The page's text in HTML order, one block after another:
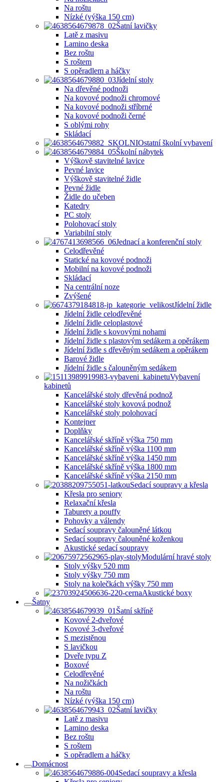
Na roštu
Nízké (výška 150 cm)
Šatní lavičky
Latě z masivu
Lamino deska
Bez roštu
S roštem
S opěradlem a háčky
Jídelní stoly
Na dřevěné podnoži
Na kovové podnoži chromové
Na kovové podnoži stříbrné
Na kovové podnoži černé
S oblými rohy
Skládací
Ostatní školní vybavení
Školní nábytek
Výškově stavitelné lavice
Pevné lavice
Výškově stavitelné židle
Pevné židle
Židle do učeben
Katedry
PC stoly
Polohovací stoly
Variabilní stoly
Jednací a konferenční stoly
Celodřevěné
Statické na kovové podnoži
Mobilní na kovové podnoži
Skládací
Na centrální noze
Zvýšené
Jídelní židle
Jídelní židle celodřevěné
Jídelní židle celoplastové
Jídelní židle s kovovými nohami
Jídelní židle s plastovým sedákem a opěrákem
Jídelní židle s dřevěným sedákem a opěrákem
Barové židle
Jídelní židle s čalouněným sedákem
Vybavení
kabinetů
Kancelářské stoly dřevěná podnož
Kancelářské stoly kovová podnož
Kancelářské stoly polohovací
Kontejner
Doplňky
Kancelářské skříně výška 750 mm
Kancelářské skříně výška 1100 mm
Kancelářské skříně výška 1450 mm
Kancelářské skříně výška 1800 mm
Kancelářské skříně výška 2150 mm
Sedací soupravy a křesla
Křesla pro seniory
Relaxační křesla
Taburety a pouffy
Pohovky a válendy
Sedací soupravy čalouněné látkou
Sedací soupravy čalouněné koženkou
Akustické sedací soupravy
Modulární hravé stoly
Stoly výšky 520 mm
Stoly výšky 750 mm
Stoly na kolečkách výšky 750 mm
Akustické boxy
Šatny
Šatní skříně
Kovové 2-dveřové
Kovové 3-dveřové
S mezistěnou
S lavičkou
Dveře typu Z
Boxové
Celodřevěné
Na nožičkách
Na roštu
Nízké (výška 150 cm)
Šatní lavičky
Latě z masivu
Lamino deska
Bez roštu
S roštem
S opěradlem a háčky
Domácnost
Sedací soupravy a křesla